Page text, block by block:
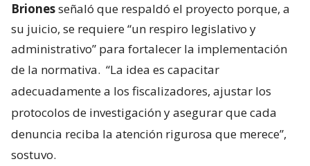
Brionesseñaló que respaldó el proyecto porque, a
su juicio, se requiere “un respiro legislativo y
administrativo” para fortalecer la implementación
de la normativa. “La idea es capacitar
adecuadamente a los fiscalizadores, ajustar los
protocolos de investigación y asegurar que cada
denuncia reciba la atención rigurosa que merece”,
sostuvo.